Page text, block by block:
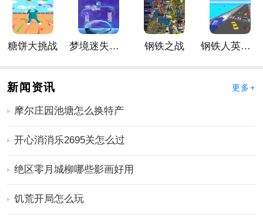
3、增加一个大的情节值得感受，包括许多值得玩味的细
节。
更多好玩实用的手游，请持续关注靠谱FC网
糖饼大挑战 梦境迷失星辰 钢铁之战 钢铁人英雄3D
新闻资讯 更多+
摩尔庄园池塘怎么换特产
开心消消乐2695关怎么过
绝区零月城柳哪些影画好用
饥荒开局怎么玩